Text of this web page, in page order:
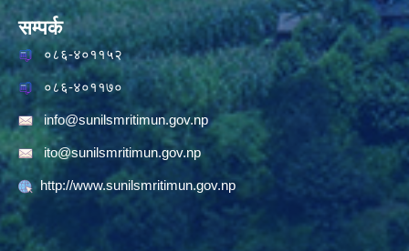
सम्पर्क
०८६-४०११५२
०८६-४०११७०
info@sunilsmritimun.gov.np
ito@sunilsmritimun.gov.np
http://www.sunilsmritimun.gov.np